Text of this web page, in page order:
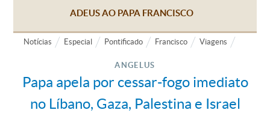
ADEUS AO PAPA FRANCISCO
Notícias Especial Pontificado Francisco Viagens
ANGELUS
Papa apela por cessar-fogo imediato
no Líbano, Gaza, Palestina e Israel